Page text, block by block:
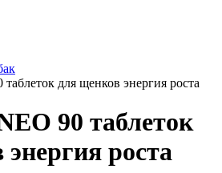
для щенков энергия роста
90 таблеток
роста